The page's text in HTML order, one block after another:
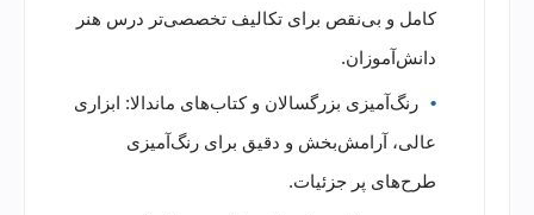
کامل و بی‌نقص برای تکالیف تخصصی‌تر درس هنر
دانش‌آموزان.
رنگ‌آمیزی بزرگسالان و کتاب‌های ماندالا: ابزاری
عالی، آرامش‌بخش و دقیق برای رنگ‌آمیزی
طرح‌های پر جزئیات.